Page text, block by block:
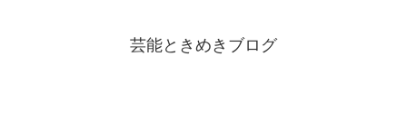
芸能ときめきブログ